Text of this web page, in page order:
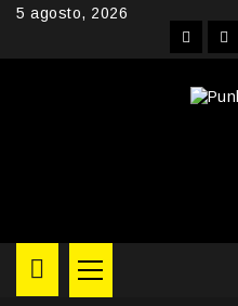
Skip5 agosto, 2026
Primary
Menu